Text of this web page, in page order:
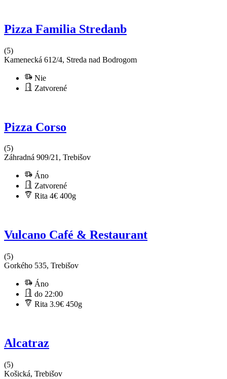
Pizza Familia Stredanb
(5)
Kamenecká 612/4, Streda nad Bodrogom
Nie
Zatvorené
Pizza Corso
(5)
Záhradná 909/21, Trebišov
Áno
Zatvorené
Rita 4€ 400g
Vulcano Café & Restaurant
(5)
Gorkého 535, Trebišov
Áno
do 22:00
Rita 3.9€ 450g
Alcatraz
(5)
Košická, Trebišov